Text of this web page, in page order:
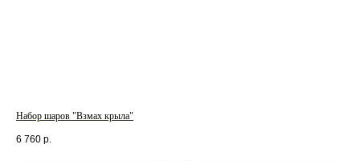
Набор шаров "Взмах крыла"
6 760 р.